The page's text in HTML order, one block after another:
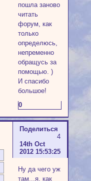
пошла заново
читать
форум, как
только
определюсь,
непременно
обращусь за
помощью. )
И спасибо
большое!
0
Поделиться
4
14th Oct
2012 15:53:25
Ну да чего уж
там...я, как